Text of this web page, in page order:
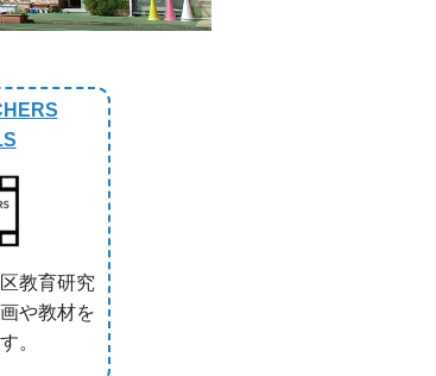
教育研究
や教材を
。